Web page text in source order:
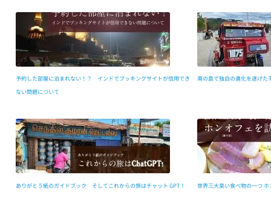
予約した部屋に泊まれない！？ インドでブッキングサイトが信用でき
ない問題について
南の島で独自の進化を遂げた
ありがとう紙のガイドブック そしてこれからの旅はチャット GPT！ 世界三大臭い食べ物の一つ